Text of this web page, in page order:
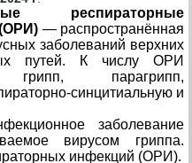
респираторные
— распространённая
заболеваний верхних
путей. К числу ОРИ
грипп, парагрипп,
синцитиальную и
заболевание
вирусом гриппа.
инфекций (ОРИ).